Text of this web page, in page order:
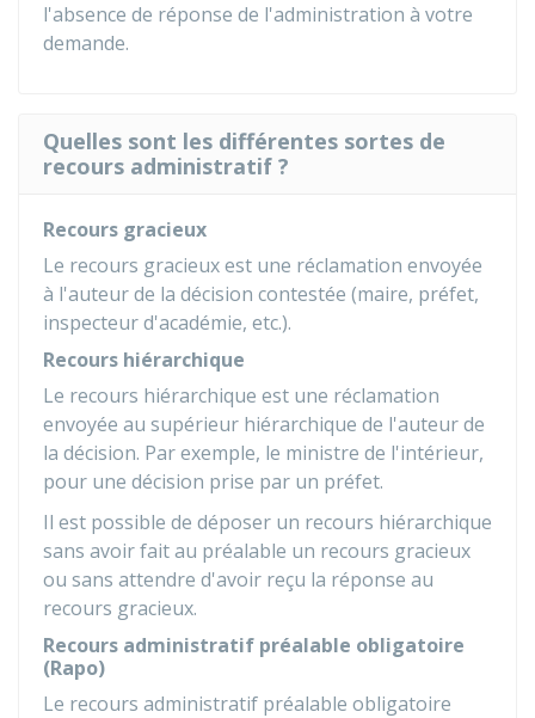
l'absence de réponse de l'administration à votre
demande.
Quelles sont les différentes sortes de
recours administratif ?
Recours gracieux
Le recours gracieux est une réclamation envoyée
à l'auteur de la décision contestée (maire, préfet,
inspecteur d'académie, etc.).
Recours hiérarchique
Le recours hiérarchique est une réclamation
envoyée au supérieur hiérarchique de l'auteur de
la décision. Par exemple, le ministre de l'intérieur,
pour une décision prise par un préfet.
Il est possible de déposer un recours hiérarchique
sans avoir fait au préalable un recours gracieux
ou sans attendre d'avoir reçu la réponse au
recours gracieux.
Recours administratif préalable obligatoire
(Rapo)
Le recours administratif préalable obligatoire